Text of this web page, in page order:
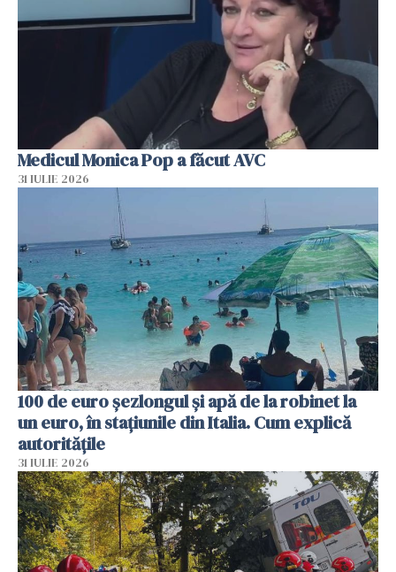
Medicul Monica Pop a făcut AVC
31 IULIE 2026
100 de euro șezlongul și apă de la robinet la
un euro, în stațiunile din Italia. Cum explică
autoritățile
31 IULIE 2026